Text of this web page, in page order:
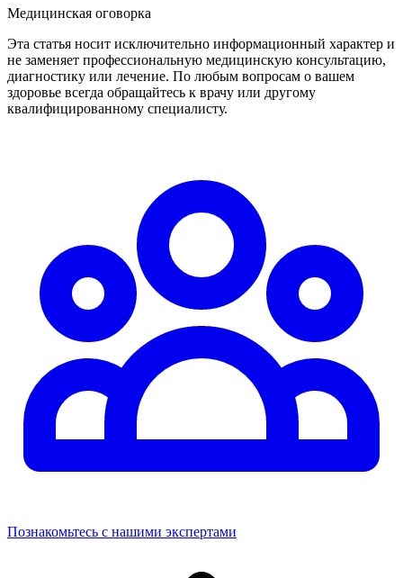
Медицинская оговорка
Эта статья носит исключительно информационный характер и
не заменяет профессиональную медицинскую консультацию,
диагностику или лечение. По любым вопросам о вашем
здоровье всегда обращайтесь к врачу или другому
квалифицированному специалисту.
Познакомьтесь с нашими экспертами